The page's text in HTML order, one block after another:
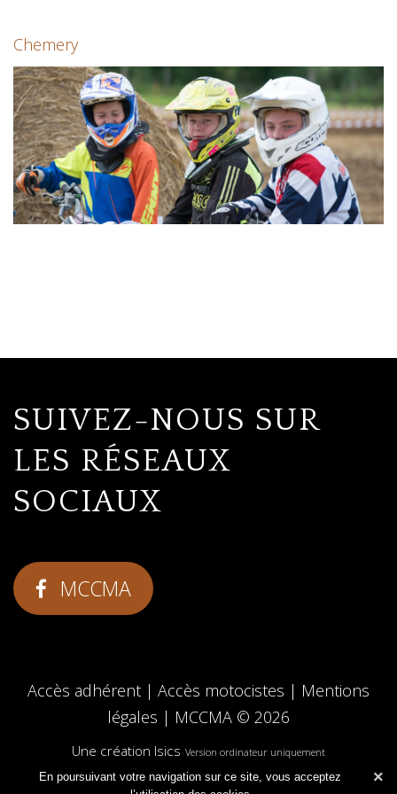
Chemery
SUIVEZ-NOUS SUR
LES RÉSEAUX
SOCIAUX
MCCMA
Accès adhérent | Accès motocistes | Mentions
légales | MCCMA © 2026
Une création Isics Version ordinateur uniquement
En poursuivant votre navigation sur ce site, vous acceptez
×